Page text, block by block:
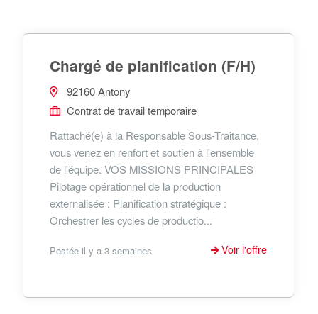
Chargé de planification (F/H)
92160 Antony
Contrat de travail temporaire
Rattaché(e) à la Responsable Sous-Traitance,
vous venez en renfort et soutien à l'ensemble
de l'équipe. VOS MISSIONS PRINCIPALES
Pilotage opérationnel de la production
externalisée : Planification stratégique :
Orchestrer les cycles de productio...
Postée il y a 3 semaines Voir l'offre